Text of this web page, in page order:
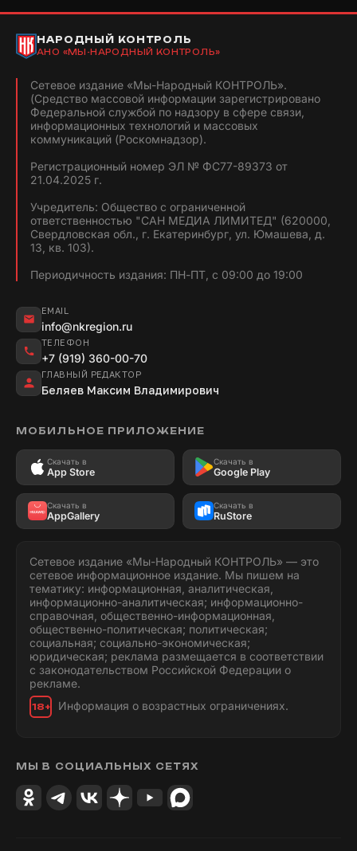
НАРОДНЫЙ КОНТРОЛЬ
АНО «МЫ-НАРОДНЫЙ КОНТРОЛЬ»
Сетевое издание «Мы-Народный КОНТРОЛЬ».
(Средство массовой информации зарегистрировано
Федеральной службой по надзору в сфере связи,
информационных технологий и массовых
коммуникаций (Роскомнадзор).
Регистрационный номер ЭЛ № ФС77-89373 от
21.04.2025 г.
Учредитель: Общество с ограниченной
ответственностью "САН МЕДИА ЛИМИТЕД" (620000,
Свердловская обл., г. Екатеринбург, ул. Юмашева, д.
13, кв. 103).
Периодичность издания: ПН-ПТ, с 09:00 до 19:00
EMAIL
info@nkregion.ru
ТЕЛЕФОН
+7 (919) 360-00-70
ГЛАВНЫЙ РЕДАКТОР
Беляев Максим Владимирович
МОБИЛЬНОЕ ПРИЛОЖЕНИЕ
Скачать в
App Store
Скачать в
Google Play
Скачать в
AppGallery
Скачать в
RuStore
Сетевое издание «Мы-Народный КОНТРОЛЬ» — это
сетевое информационное издание. Мы пишем на
тематику: информационная, аналитическая,
информационно-аналитическая; информационно-
справочная, общественно-информационная,
общественно-политическая; политическая;
социальная; социально-экономическая;
юридическая; реклама размещается в соответствии
с законодательством Российской Федерации о
рекламе.
18+ Информация о возрастных ограничениях.
МЫ В СОЦИАЛЬНЫХ СЕТЯХ